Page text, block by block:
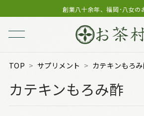
創業八十余年、福岡･八女の
TOP サプリメント カテキンもろ
カテキンもろみ酢